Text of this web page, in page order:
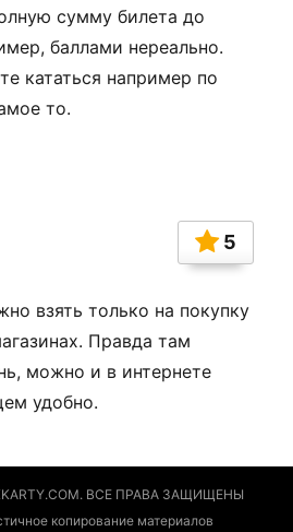
сумму билета до
баллами нереально.
кататься например по
то.
5
взять только на покупку
Правда там
можно и в интернете
удобно.
ВСЕ ПРАВА ЗАЩИЩЕНЫ
копирование материалов